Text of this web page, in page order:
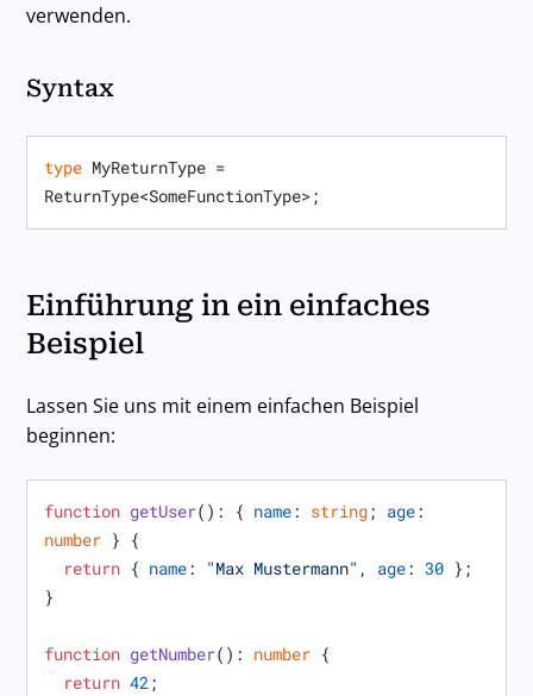
verwenden.
Syntax
type MyReturnType =
ReturnType<SomeFunctionType>;
Einführung in ein einfaches
Beispiel
Lassen Sie uns mit einem einfachen Beispiel
beginnen:
function getUser( ): { name: string; age
number } {
return { name: "Max Mustermann" , age: 30 };
}
function getNumber( ): number {
return 42;